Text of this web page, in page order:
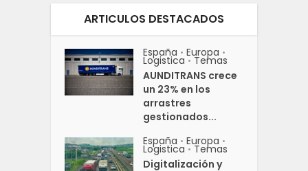
ARTICULOS DESTACADOS
España • Europa •
Logistica • Temas
AUNDITRANS crece
un 23% en los
arrastres
gestionados...
España • Europa •
Logistica • Temas
Digitalización y